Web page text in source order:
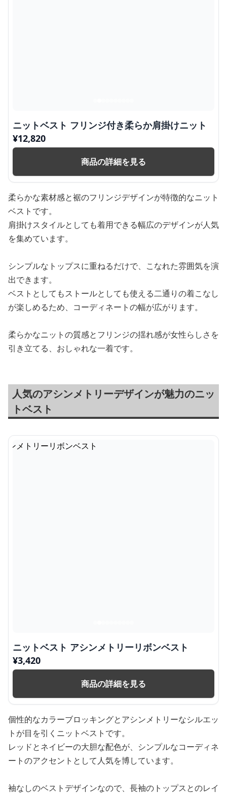
ニットベスト フリンジ付き柔らか肩掛けニット
¥12,820
商品の詳細を見る
柔らかな素材感と裾のフリンジデザインが特徴的なニット
ベストです。
肩掛けスタイルとしても着用できる幅広のデザインが人気
を集めています。
シンプルなトップスに重ねるだけで、こなれた雰囲気を演
出できます。
ベストとしてもストールとしても使える二通りの着こなし
が楽しめるため、コーディネートの幅が広がります。
柔らかなニットの質感とフリンジの揺れ感が女性らしさを
引き立てる、おしゃれな一着です。
人気のアシンメトリーデザインが魅力のニッ
トベスト
ニットベスト アシンメトリーリボンベスト
¥3,420
商品の詳細を見る
個性的なカラーブロッキングとアシンメトリーなシルエッ
トが目を引くニットベストです。
レッドとネイビーの大胆な配色が、シンプルなコーディネ
ートのアクセントとして人気を博しています。
袖なしのベストデザインなので、長袖のトップスとのレイ